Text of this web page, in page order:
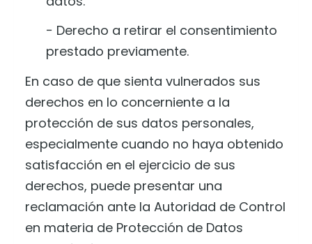
− Derecho a retirar el consentimiento
prestado previamente.
En caso de que sienta vulnerados sus
derechos en lo concerniente a la
protección de sus datos personales,
especialmente cuando no haya obtenido
satisfacción en el ejercicio de sus
derechos, puede presentar una
reclamación ante la Autoridad de Control
en materia de Protección de Datos